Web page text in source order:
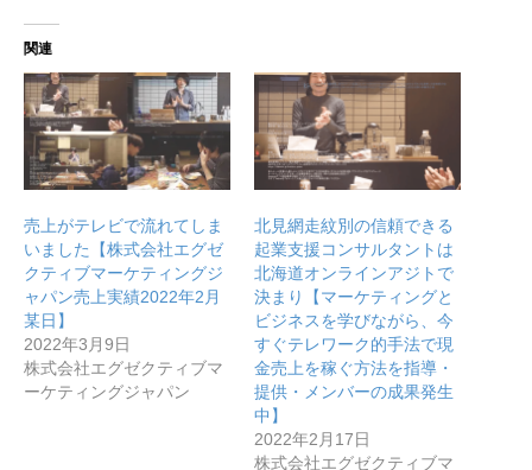
ンラインアジト】
無料で登録したい企業様はこちら メディア取材受付口はこちら
関連
売上がテレビで流れてしま
いました【株式会社エグゼ
クティブマーケティングジ
ャパン売上実績2022年2月
某日】
2022年3月9日
株式会社エグゼクティブマ
ーケティングジャパン
北見網走紋別の信頼できる
起業支援コンサルタントは
北海道オンラインアジトで
決まり【マーケティングと
ビジネスを学びながら、今
すぐテレワーク的手法で現
金売上を稼ぐ方法を指導・
提供・メンバーの成果発生
中】
2022年2月17日
株式会社エグゼクティブマ